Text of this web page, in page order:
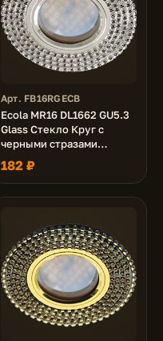
Арт. FB16RGECB
Ecola MR16 DL1662 GU5.3
Glass Стекло Круг с
черными стразами
(оправа хром)/фон зерк./
центр.часть хром 25x93
182 ₽